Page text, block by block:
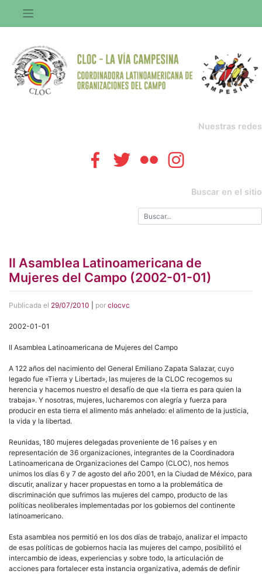
contenido
Nuestras redes
Buscar en el sitio
II Asamblea Latinoamericana de
Mujeres del Campo (2002-01-01)
Publicada el 29/07/2010 por clocvc
2002-01-01
II Asamblea Latinoamericana de Mujeres del Campo
A 122 años del nacimiento del General Emiliano Zapata Salazar, cuyo
legado fue «Tierra y Libertad», las mujeres de la CLOC recogemos su
herencia y hacemos nuestro el desafío de que «la tierra es para quien la
trabaja». Y nosotras, mujeres, lucharemos con alegría y fuerza para
producir en esta tierra el alimento más anhelado: el alimento de la justicia,
la vida y la libertad.
Reunidas, 180 mujeres delegadas proveniente de 16 países y en
representación de 36 organizaciones, integrantes de la Coordinadora
Latinoamericana de Organizaciones del Campo (CLOC), nos hemos
unimos los días 6 y 7 de agosto del año 2001, en la Ciudad de México, para
discutir, analizar y hacer propuestas en torno a la problemática de
discriminación que sufrimos las mujeres del campo, producto de las
políticas neoliberales implementadas por los gobiernos del continente
latinoamericano.
Esta asamblea nos permitió en los dos días de trabajo, analizar el impacto
de esas políticas de gobiernos hacia las mujeres del campo, posibilitó el
intercambio de ideas, experiencias y sobre todo, la articulación de
acciones para fortalecer esta instancia organizativa, además de definir